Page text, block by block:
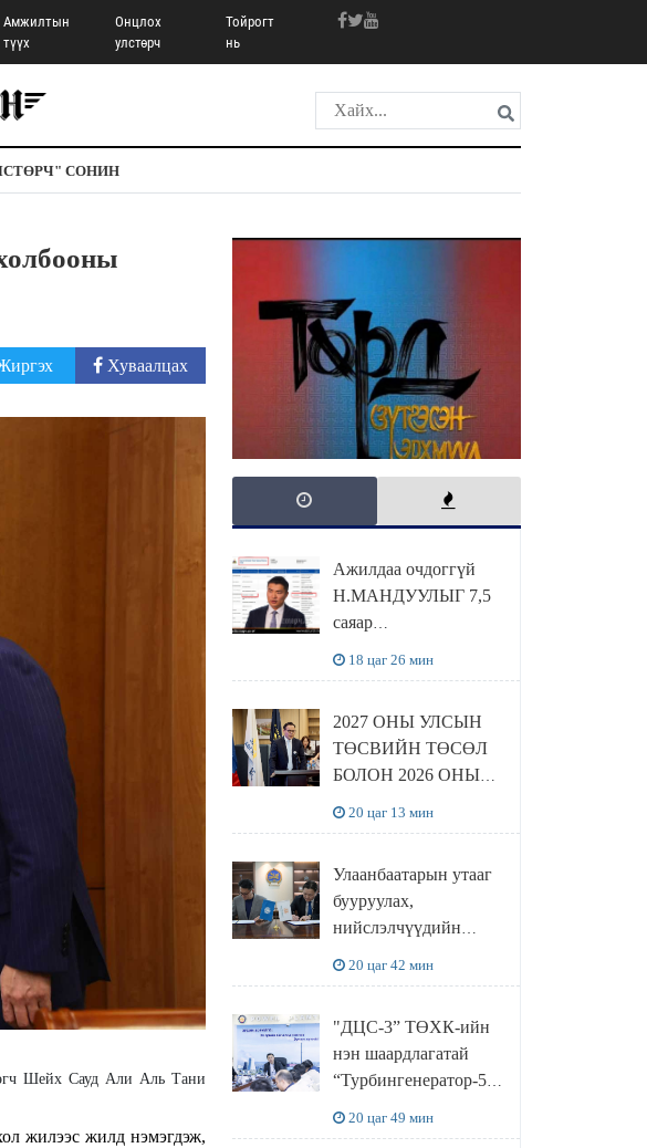
Амжилтын
түүх
Онцлох
улстөрч
Тойрогт
нь
СОНИН
Хуваалцах
Шейх Сауд Али Аль Тани
жилээс жилд нэмэгдэж,
Ажилдаа очдоггүй
Н.МАНДУУЛЫГ 7,5
саяар
18 цаг 26 мин
2027 ОНЫ УЛСЫН
ТӨСВИЙН ТӨСӨЛ
БОЛОН 2026 ОНЫ
НИЙТИЙН
ХЭЛЭЛЦҮҮЛЭГ
БОЛЛОО
20 цаг 13 мин
Улаанбаатарын утааг
бууруулах,
нийслэлчүүдийн
баялгийн сан нэгдэл”
ХХК-тай хамтран
хэрэгжүүлнэ
20 цаг 42 мин
"ДЦС-3” ТӨХК-ийн
нэн шаардлагатай
“Турбингенератор-5”-
20 цаг 49 мин